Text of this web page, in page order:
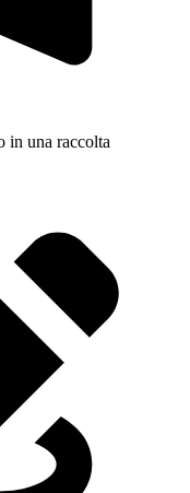
in una raccolta